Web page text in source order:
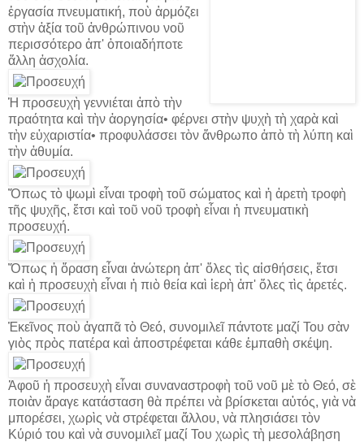
ἐργασία πνευματική, ποὺ ἁρμόζει
στὴν ἀξία τοῦ ἀνθρώπινου νοῦ
περισσότερο ἀπ' ὁποιαδήποτε
ἄλλη ἀσχολία.
Ἡ προσευχὴ γεννιέται ἀπὸ τὴν
πραότητα καὶ τὴν ἀοργησία• φέρνει στὴν ψυχὴ τὴ χαρὰ καὶ
τὴν εὐχαριστία• προφυλάσσει τὸν ἄνθρωπο ἀπὸ τὴ λύπη καὶ
τὴν ἀθυμία.
Ὅπως τὸ ψωμὶ εἶναι τροφὴ τοῦ σώματος καὶ ἡ ἀρετὴ τροφὴ
τῆς ψυχῆς, ἔτσι καὶ τοῦ νοῦ τροφὴ εἶναι ἡ πνευματικὴ
προσευχή.
Ὅπως ἡ ὅραση εἶναι ἀνώτερη ἀπ' ὅλες τὶς αἰσθήσεις, ἔτσι
καὶ ἡ προσευχὴ εἶναι ἡ πιὸ θεία καὶ ἱερὴ ἀπ' ὅλες τὶς ἀρετές.
Ἐκεῖνος ποὺ ἀγαπᾶ τὸ Θεό, συνομιλεῖ πάντοτε μαζί Του σὰν
γιὸς πρὸς πατέρα καὶ ἀποστρέφεται κάθε ἐμπαθὴ σκέψη.
Ἀφοῦ ἡ προσευχὴ εἶναι συναναστροφὴ τοῦ νοῦ μὲ τὸ Θεό, σὲ
ποιὰν ἄραγε κατάσταση θὰ πρέπει νὰ βρίσκεται αὐτός, γιὰ νὰ
μπορέσει, χωρὶς νὰ στρέφεται ἄλλου, νὰ πλησιάσει τὸν
Κύριό του καὶ νὰ συνομιλεῖ μαζί Του χωρὶς τὴ μεσολάβηση